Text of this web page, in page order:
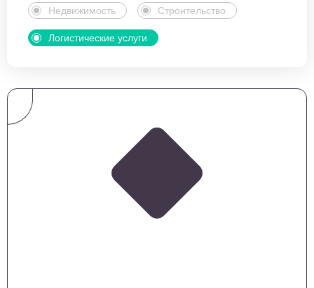
Недвижимость Строительство
Логистические услуги